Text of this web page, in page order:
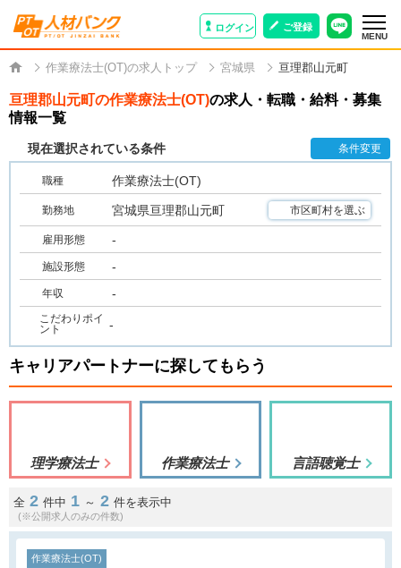
ログイン ご登録
MENU
作業療法士(OT)の求人トップ 宮城県 亘理郡山元町
亘理郡山元町の作業療法士(OT)の求人・転職・給料・募集
情報一覧
現在選択されている条件 条件変更
職種 作業療法士(OT)
勤務地 宮城県亘理郡山元町 市区町村を選ぶ
雇用形態 -
施設形態 -
年収 -
こだわりポイ
ント
-
キャリアパートナーに探してもらう
理学療法士 作業療法士 言語聴覚士
全 2 件中 1 ～ 2 件を表示中
(※公開求人のみの件数)
作業療法士(OT)